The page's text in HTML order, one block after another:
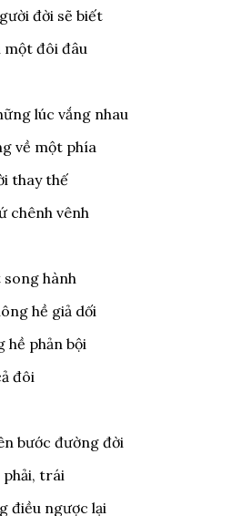
đời sẽ biết
một đôi đâu
lúc vắng nhau
về một phía
thay thế
chênh vênh
hành
hề giả dối
hề phản bội
đôi
bước đường đời
phải, trái
điều ngược lại